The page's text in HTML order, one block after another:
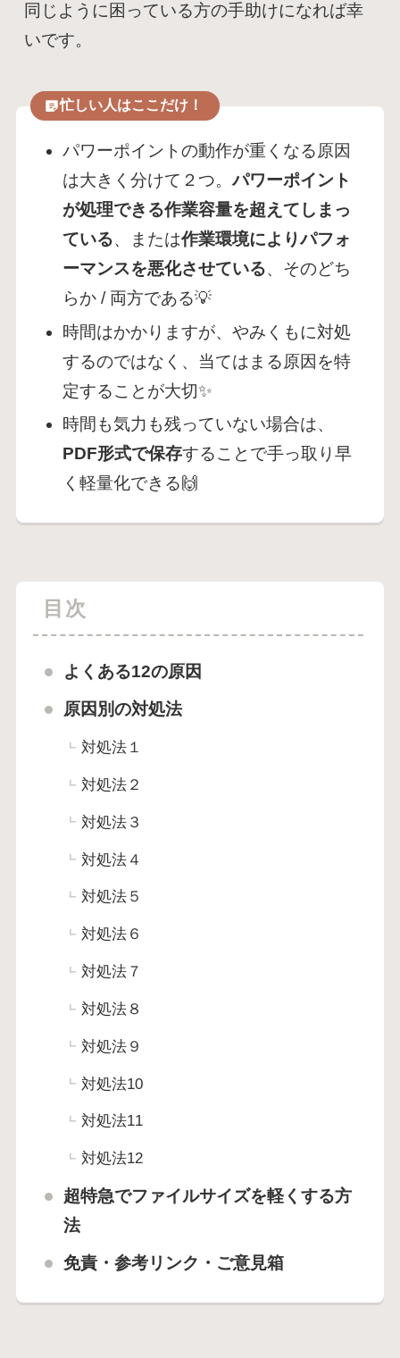
同じように困っている方の手助けになれば幸
いです。
忙しい人はここだけ！
パワーポイントの動作が重くなる原因
は大きく分けて２つ。パワーポイント
が処理できる作業容量を超えてしまっ
ている、または作業環境によりパフォ
ーマンスを悪化させている、そのどち
らか / 両方である💡
時間はかかりますが、やみくもに対処
するのではなく、当てはまる原因を特
定することが大切✨
時間も気力も残っていない場合は、
PDF形式で保存することで手っ取り早
く軽量化できる🙌
目次
よくある12の原因
原因別の対処法
対処法１
対処法２
対処法３
対処法４
対処法５
対処法６
対処法７
対処法８
対処法９
対処法10
対処法11
対処法12
超特急でファイルサイズを軽くする方
法
免責・参考リンク・ご意見箱